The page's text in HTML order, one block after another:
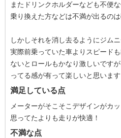
またドリンクホルダーなども不便
乗り換えた方などは不満が出るのは
しかしそれを消し去るようにジム
実際前乗っていた車よりスピード
ないとロールもかなり激しいです
ってる感が有って楽しいと思います
満足している点
メーターがそこそこデザインがカッ
思ってたよりも走りが快適！
不満な点